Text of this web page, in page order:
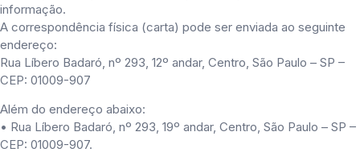
informação.
A correspondência física (carta) pode ser enviada ao seguinte
endereço:
Rua Líbero Badaró, nº 293, 12º andar, Centro, São Paulo – SP –
CEP: 01009-907
Além do endereço abaixo:
• Rua Líbero Badaró, nº 293, 19º andar, Centro, São Paulo – SP –
CEP: 01009-907.